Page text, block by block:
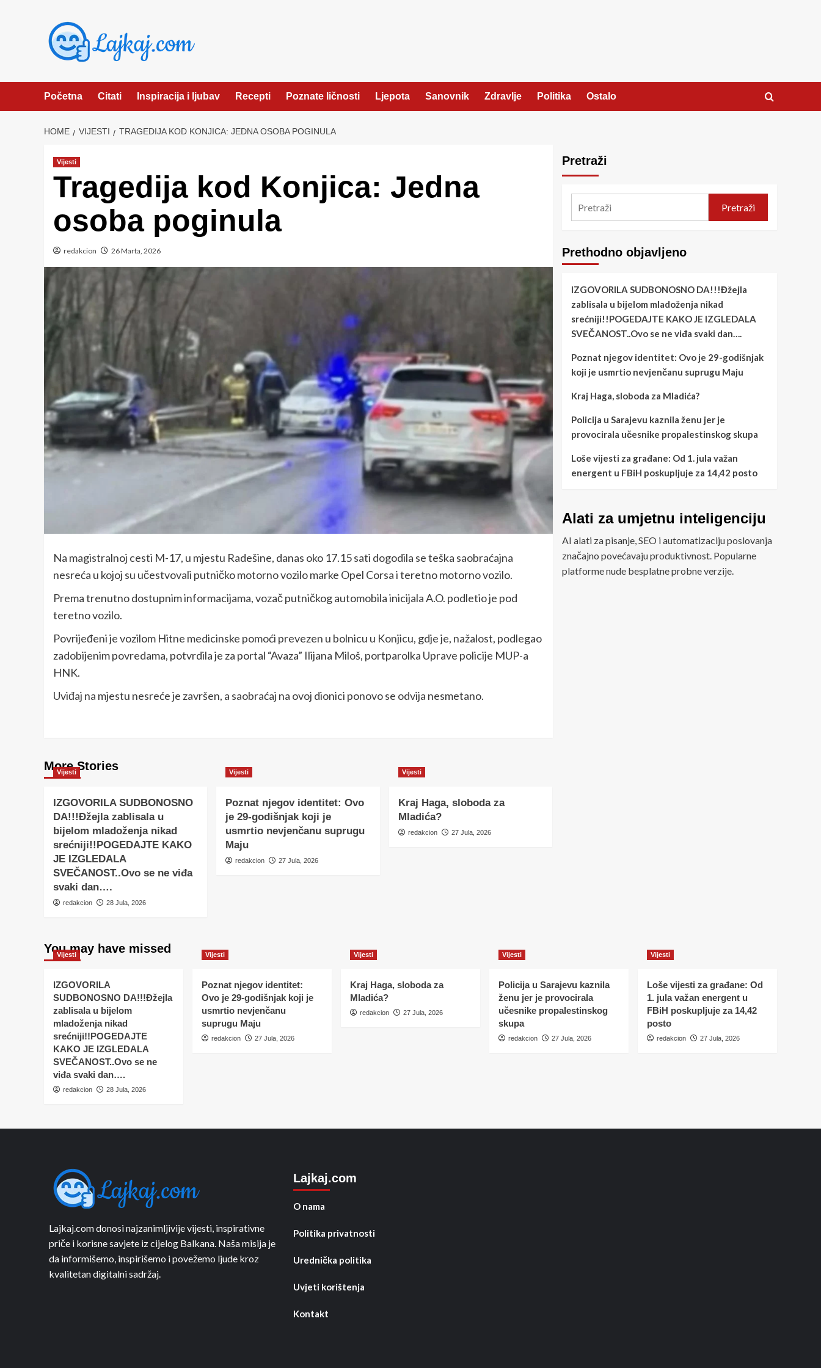
Početna Citati Inspiracija i ljubav Recepti Poznate ličnosti Ljepota Sanovnik Zdravlje Politika Ostalo
HOME VIJESTI TRAGEDIJA KOD KONJICA: JEDNA OSOBA POGINULA
Vijesti
Tragedija kod Konjica: Jedna
osoba poginula
redakcion 26 Marta, 2026
Na magistralnoj cesti M-17, u mjestu Radešine, danas oko 17.15 sati dogodila se teška saobraćajna
nesreća u kojoj su učestvovali putničko motorno vozilo marke Opel Corsa i teretno motorno vozilo.
Prema trenutno dostupnim informacijama, vozač putničkog automobila inicijala A.O. podletio je pod
teretno vozilo.
Povrijeđeni je vozilom Hitne medicinske pomoći prevezen u bolnicu u Konjicu, gdje je, nažalost, podlegao
zadobijenim povredama, potvrdila je za portal “Avaza” Ilijana Miloš, portparolka Uprave policije MUP-a
HNK.
Uviđaj na mjestu nesreće je završen, a saobraćaj na ovoj dionici ponovo se odvija nesmetano.
More Stories
Vijesti
IZGOVORILA SUDBONOSNO
DA!!!Đžejla zablisala u
bijelom mladoženja nikad
srećniji!!POGEDAJTE KAKO
JE IZGLEDALA
SVEČANOST..Ovo se ne viđa
svaki dan….
redakcion 28 Jula, 2026
Vijesti
Poznat njegov identitet: Ovo
je 29-godišnjak koji je
usmrtio nevjenčanu suprugu
Maju
redakcion 27 Jula, 2026
Vijesti
Kraj Haga, sloboda za
Mladića?
redakcion 27 Jula, 2026
Pretraži
Pretraži
Prethodno objavljeno
IZGOVORILA SUDBONOSNO DA!!!Đžejla
zablisala u bijelom mladoženja nikad
srećniji!!POGEDAJTE KAKO JE IZGLEDALA
SVEČANOST..Ovo se ne viđa svaki dan….
Poznat njegov identitet: Ovo je 29-godišnjak
koji je usmrtio nevjenčanu suprugu Maju
Kraj Haga, sloboda za Mladića?
Policija u Sarajevu kaznila ženu jer je
provocirala učesnike propalestinskog skupa
Loše vijesti za građane: Od 1. jula važan
energent u FBiH poskupljuje za 14,42 posto
Alati za umjetnu inteligenciju
AI alati za pisanje, SEO i automatizaciju poslovanja
značajno povećavaju produktivnost. Popularne
platforme nude besplatne probne verzije.
You may have missed
Vijesti
IZGOVORILA
SUDBONOSNO DA!!!Đžejla
zablisala u bijelom
mladoženja nikad
srećniji!!POGEDAJTE
KAKO JE IZGLEDALA
SVEČANOST..Ovo se ne
viđa svaki dan….
redakcion 28 Jula, 2026
Vijesti
Poznat njegov identitet:
Ovo je 29-godišnjak koji je
usmrtio nevjenčanu
suprugu Maju
redakcion 27 Jula, 2026
Vijesti
Kraj Haga, sloboda za
Mladića?
redakcion 27 Jula, 2026
Vijesti
Policija u Sarajevu kaznila
ženu jer je provocirala
učesnike propalestinskog
skupa
redakcion 27 Jula, 2026
Vijesti
Loše vijesti za građane: Od
1. jula važan energent u
FBiH poskupljuje za 14,42
posto
redakcion 27 Jula, 2026
Lajkaj.com donosi najzanimljivije vijesti, inspirativne
priče i korisne savjete iz cijelog Balkana. Naša misija je
da informišemo, inspirišemo i povežemo ljude kroz
kvalitetan digitalni sadržaj.
Lajkaj.com
O nama
Politika privatnosti
Urednička politika
Uvjeti korištenja
Kontakt